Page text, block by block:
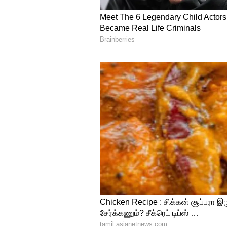
Image Credit :Asianet News
மிதுன ராசி
திடீர் பண வரவு உண்டாகும்.
நீண்ட நாள் ஆசைகள்
பெரியவர்களின் ஆசிகள்